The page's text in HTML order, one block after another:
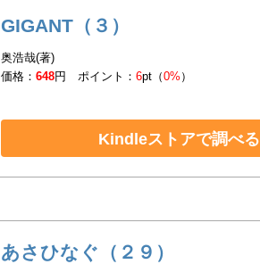
GIGANT（３）
奥浩哉(著)
価格：648円 ポイント：6pt（0% ）
Kindleストアで調べる
あさひなぐ（２９）